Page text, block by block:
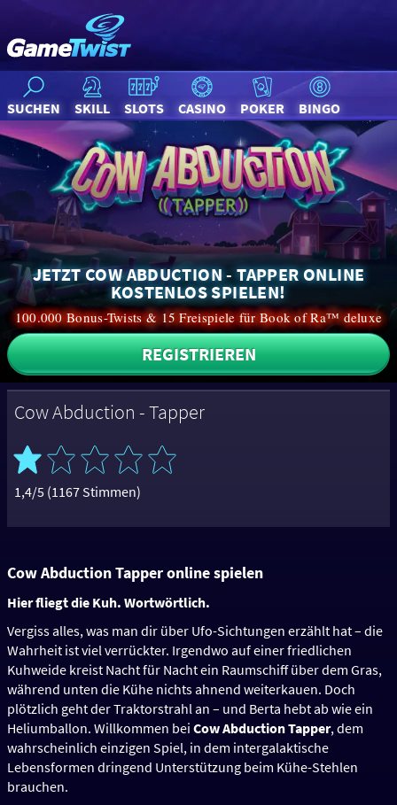
SUCHEN SKILL SLOTS CASINO POKER BINGO
JETZT COW ABDUCTION - TAPPER ONLINE
KOSTENLOS SPIELEN!
100.000 Bonus-Twists & 15 Freispiele für Book of Ra™ deluxe
REGISTRIEREN
Cow Abduction - Tapper
1,4/5 (1167 Stimmen)
Cow Abduction Tapper online spielen
Hier fliegt die Kuh. Wortwörtlich.
Vergiss alles, was man dir über Ufo-Sichtungen erzählt hat – die
Wahrheit ist viel verrückter. Irgendwo auf einer friedlichen
Kuhweide kreist Nacht für Nacht ein Raumschiff über dem Gras,
während unten die Kühe nichts ahnend weiterkauen. Doch
plötzlich geht der Traktorstrahl an – und Berta hebt ab wie ein
Heliumballon. Willkommen bei Cow Abduction Tapper, dem
wahrscheinlich einzigen Spiel, in dem intergalaktische
Lebensformen dringend Unterstützung beim Kühe-Stehlen
brauchen.